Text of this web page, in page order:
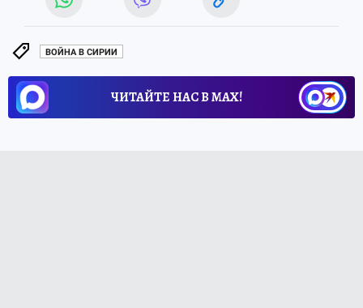
ВОЙНА В СИРИИ
ЧИТАЙТЕ НАС В МАХ!